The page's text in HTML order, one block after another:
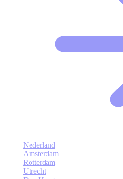
Nederland
Amsterdam
Rotterdam
Utrecht